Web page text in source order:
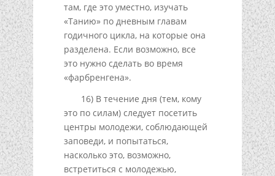
там, где это уместно, изучать
«Танию» по дневным главам
годичного цикла, на которые она
разделена. Если возможно, все
это нужно сделать во время
«фарбренгена».
16) В течение дня (тем, кому
это по силам) следует посетить
центры молодежи, соблюдающей
заповеди, и попытаться,
насколько это, возможно,
встретиться с молодежью,